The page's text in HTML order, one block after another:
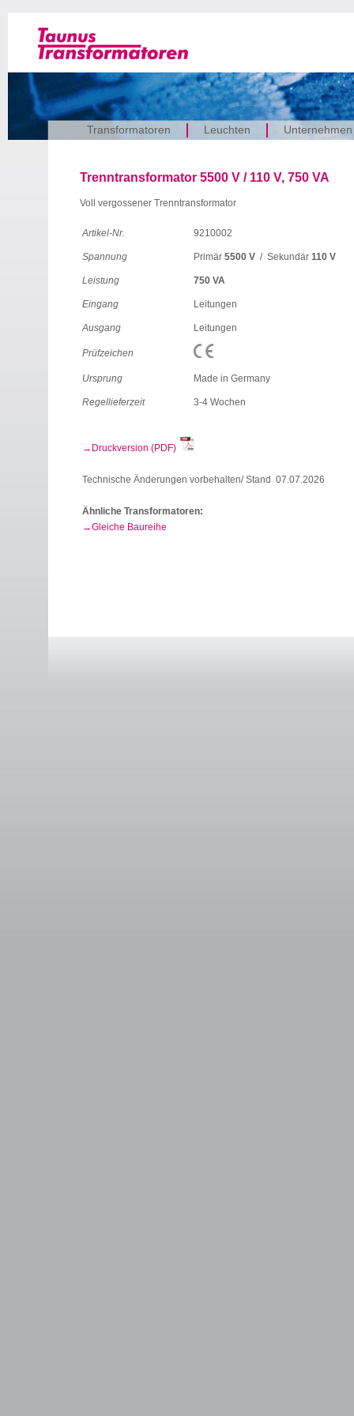
Transformatoren Leuchten Unternehmen
Trenntransformator 5500 V / 110 V, 750 VA
Voll vergossener Trenntransformator
Artikel-Nr. 9210002
Spannung Primär 5500 V / Sekundär 110 V
Leistung 750 VA
Eingang Leitungen
Ausgang Leitungen
Prüfzeichen
Ursprung Made in Germany
Regellieferzeit 3-4 Wochen
Druckversion (PDF)
Technische Änderungen vorbehalten/ Stand 07.07.2026
Ähnliche Transformatoren:
Gleiche Baureihe